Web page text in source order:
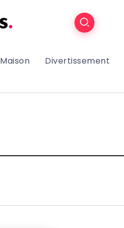
Maison Divertissement